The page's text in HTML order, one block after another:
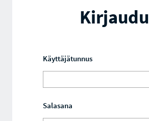
Kirjaudu
Käyttäjätunnus
Salasana